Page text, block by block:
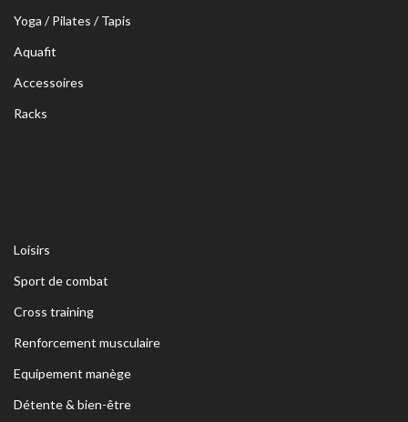
Yoga / Pilates / Tapis
Aquafit
Accessoires
Racks
Loisirs
Sport de combat
Cross training
Renforcement musculaire
Equipement manège
Détente & bien-être